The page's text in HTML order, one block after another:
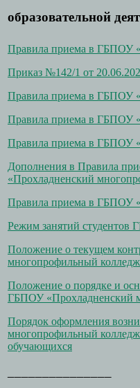
образовательной
Правила приема в ГБПОУ
Приказ №142/1 от
Правила приема в ГБПОУ
Правила приема в ГБПОУ
Правила приема в ГБПОУ
Дополнения в Правила
«Прохладненский
Правила приема в ГБПОУ
Режим занятий
Положение о текущем
многопрофильный
Положение о порядке и
ГБПОУ «Прохладненский
Порядок оформления
многопрофильный
обучающихся